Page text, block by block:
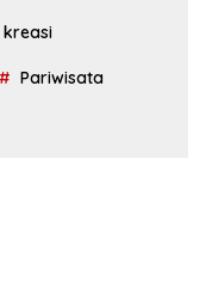
kreasi
Pariwisata